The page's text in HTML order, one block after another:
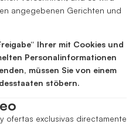
angegebenen Gerichten und
Ihrer mit Cookies und
Personalinformationen
müssen Sie von einem
stöbern.
ofertas exclusivas directamente